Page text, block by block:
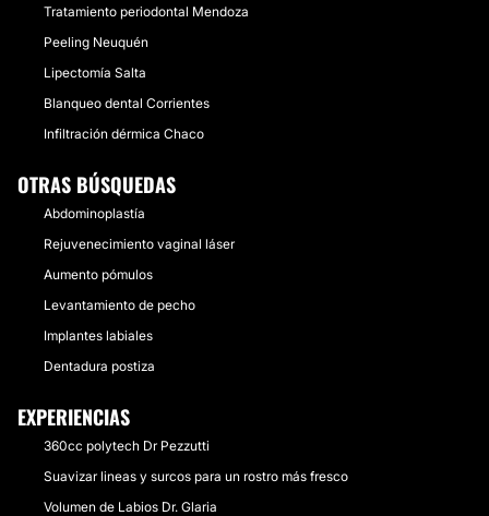
Tratamiento periodontal Mendoza
Peeling Neuquén
Lipectomía Salta
Blanqueo dental Corrientes
Infiltración dérmica Chaco
OTRAS BÚSQUEDAS
Abdominoplastía
Rejuvenecimiento vaginal láser
Aumento pómulos
Levantamiento de pecho
Implantes labiales
Dentadura postiza
EXPERIENCIAS
360cc polytech Dr Pezzutti
Suavizar lineas y surcos para un rostro más fresco
Volumen de Labios Dr. Glaria